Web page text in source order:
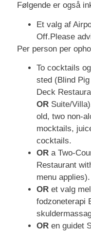
Følgende er også
Et valg af
Off.Please
Per person per
To cocktails
sted (Blind
Deck
OR Suite/
old, two non-
mocktails,
cocktails.
OR a Two-
Restaurant
menu applies).
OR et valg
fodzoneterapi
OR en guidet